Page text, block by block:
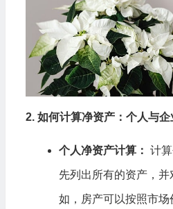
2. 如何计算净资产：个人与企
个人净资产计算： 计
先列出所有的资产，
如，房产可以按照市